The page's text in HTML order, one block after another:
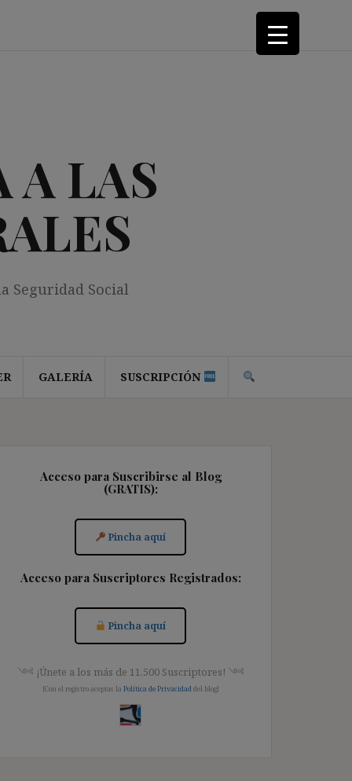
A LAS
Seguridad Social
GALERÍA SUSCRIPCIÓN
Acceso para Suscribirse al Blog
(GRATIS):
Pincha aquí
Acceso para Suscriptores Registrados:
Pincha aquí
༺ ¡Únete a los más de 11.500 Suscriptores! ༺
[Con el registro aceptas la Política de Privacidad del blog]